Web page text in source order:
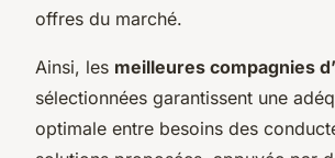
offres du marché.
Ainsi, les meilleures compagnies
sélectionnées garantissent une
optimale entre besoins des